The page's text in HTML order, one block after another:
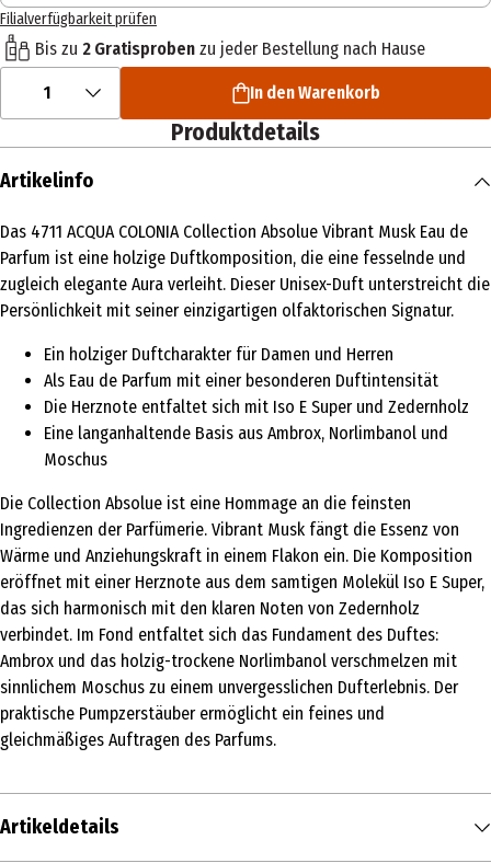
Filialverfügbarkeit prüfen
Bis zu 2 Gratisproben zu jeder Bestellung nach Hause
1 In den Warenkorb
Produktdetails
Artikelinfo
Das 4711 ACQUA COLONIA Collection Absolue Vibrant Musk Eau de
Parfum ist eine holzige Duftkomposition, die eine fesselnde und
zugleich elegante Aura verleiht. Dieser Unisex-Duft unterstreicht die
Persönlichkeit mit seiner einzigartigen olfaktorischen Signatur.
Ein holziger Duftcharakter für Damen und Herren
Als Eau de Parfum mit einer besonderen Duftintensität
Die Herznote entfaltet sich mit Iso E Super und Zedernholz
Eine langanhaltende Basis aus Ambrox, Norlimbanol und
Moschus
Die Collection Absolue ist eine Hommage an die feinsten
Ingredienzen der Parfümerie. Vibrant Musk fängt die Essenz von
Wärme und Anziehungskraft in einem Flakon ein. Die Komposition
eröffnet mit einer Herznote aus dem samtigen Molekül Iso E Super,
das sich harmonisch mit den klaren Noten von Zedernholz
verbindet. Im Fond entfaltet sich das Fundament des Duftes:
Ambrox und das holzig-trockene Norlimbanol verschmelzen mit
sinnlichem Moschus zu einem unvergesslichen Dufterlebnis. Der
praktische Pumpzerstäuber ermöglicht ein feines und
gleichmäßiges Auftragen des Parfums.
Artikeldetails